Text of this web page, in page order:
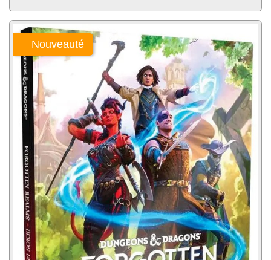
monde légendaire....
Nouveauté